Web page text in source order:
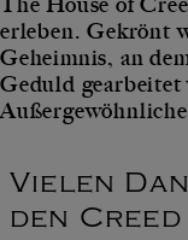
erleben. Gekrönt
Geheimnis, an
Geduld
Vielen
den